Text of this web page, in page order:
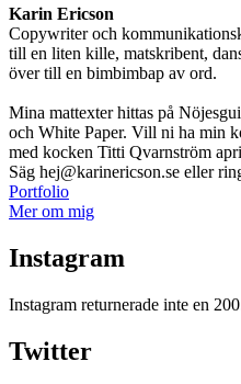
Karin Ericson
Copywriter och
till en liten kille, matskribent,
över till en bimbimbap av ord.
Mina mattexter hittas på
och White Paper. Vill ni ha min
med kocken Titti Qvarnström
Säg hej@karinericson.se eller
Portfolio
Mer om mig
Instagram
Instagram returnerade inte en
Twitter